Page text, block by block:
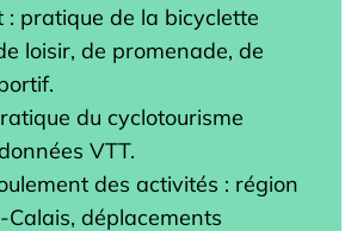
: pratique de la bicyclette
loisir, de promenade, de
du cyclotourisme
VTT.
des activités : région
déplacements